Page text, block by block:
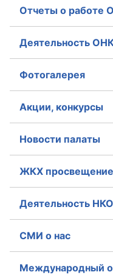
Отчеты о работе
Деятельность
Фотогалерея
Акции, конкурсы
Новости палаты
ЖКХ просвещение
Деятельность НКО
СМИ о нас
Международный